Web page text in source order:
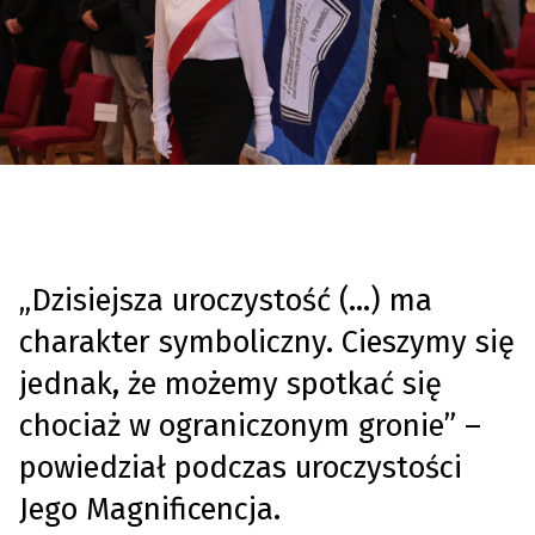
„Dzisiejsza uroczystość (…) ma
charakter symboliczny. Cieszymy się
jednak, że możemy spotkać się
chociaż w ograniczonym gronie” –
powiedział podczas uroczystości
Jego Magnificencja.